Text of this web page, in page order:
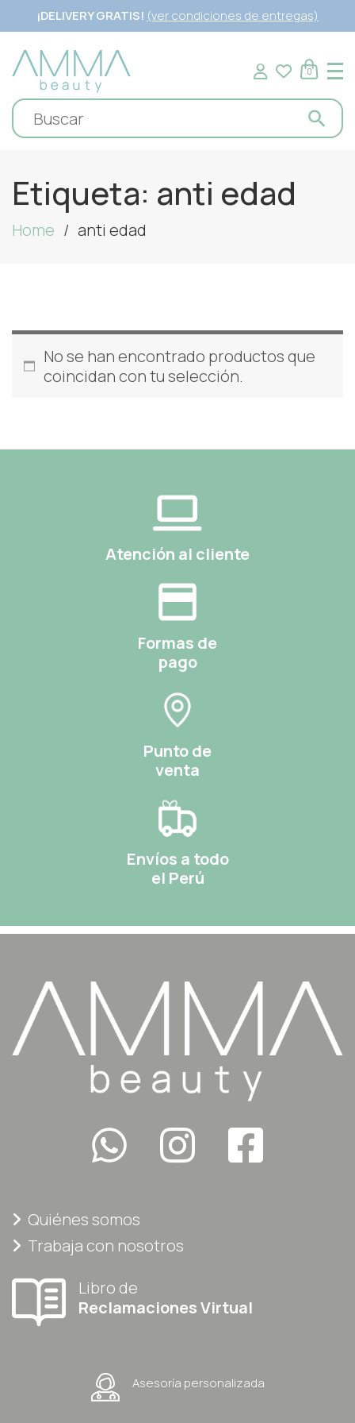
¡DELIVERY GRATIS! (ver condiciones de entregas)
0
Etiqueta: anti edad
Home anti edad
No se han encontrado productos que
coincidan con tu selección.
Atención al cliente
Formas de
pago
Punto de
venta
Envíos a todo
el Perú
Quiénes somos
Trabaja con nosotros
Libro de
Reclamaciones Virtual
Asesoría personalizada